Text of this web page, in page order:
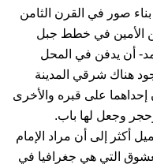
صور في القرن الثامن
الأمين في خطط جبل
أن يدفن في المحل
هناك شرقي المدينة
إحداهما على قبره والأخرى
وجعل لها باب.
أكثر إلى أن مراد الإمام
التي هي جغرافيا في